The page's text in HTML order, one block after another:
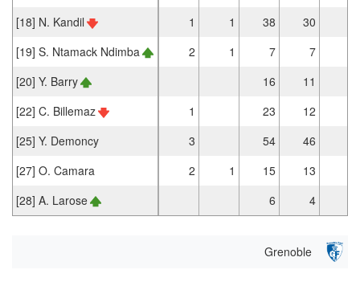
[18] N. Kandil
1 1 38
30
[19] S. Ntamack Ndimba
2 1 7
7
[20] Y. Barry
16 11
[22] C. Billemaz
1 23
12
[25] Y. Demoncy
3 54 46
[27] O. Camara
2 1 15 13
[28] A. Larose
6 4
Grenoble